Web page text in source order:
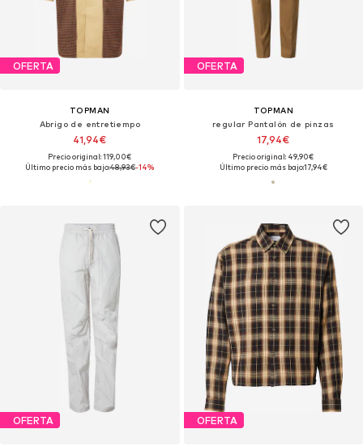
OFERTA
TOPMAN
Abrigo de entretiempo
41,94€
Precio original: 119,00€
Último precio más bajo:48,93€-14%
OFERTA
TOPMAN
regular Pantalón de pinzas
17,94€
Precio original: 49,90€
Último precio más bajo:17,94€
OFERTA OFERTA